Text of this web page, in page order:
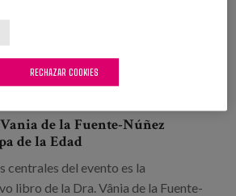
desde lo cotidiano, lo afectivo, lo
las personas mayores no son
ni definido por sus años, sino por sus
y sus deseos.
de la Fuente-Núñez
de la Edad
centrales del evento es la
libro de la Dra. Vânia de la Fuente-
RECHAZAR COOKIES